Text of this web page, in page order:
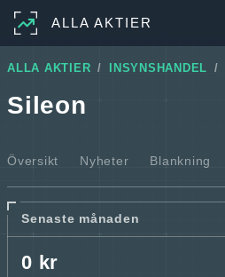
ALLA AKTIER
ALLA AKTIER INSYNSHANDEL
Sileon
Översikt Nyheter Blankning
Senaste månaden
0 kr